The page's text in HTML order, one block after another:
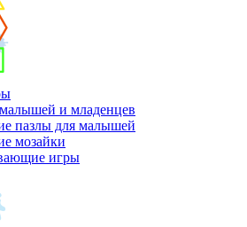
и младенцев
пазлы для малышей
мозайки
игры